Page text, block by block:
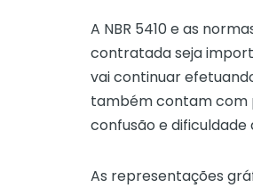
A NBR 5410 e as
contratada seja
vai continuar
também contam com
confusão e dificuldade
As representações